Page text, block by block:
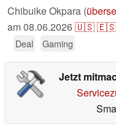
Chibuike Okpara (
am08.06.2026🇺🇸🇪🇸
Deal Gaming
Jetzt